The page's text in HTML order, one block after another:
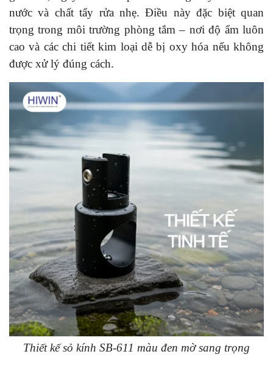
nước và chất tẩy rửa nhẹ. Điều này đặc biệt quan
trọng trong môi trường phòng tắm – nơi độ ẩm luôn
cao và các chi tiết kim loại dễ bị oxy hóa nếu không
được xử lý đúng cách.
Thiết kế sỏ kính SB-611 màu đen mờ sang trọng